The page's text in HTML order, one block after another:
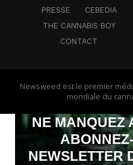
PRESSE
CEBEDIA
THE CANNABIS BOY
CONTACT
Newsweed est le premier
mondiale du
NE MANQUEZ
NEWSLETTER